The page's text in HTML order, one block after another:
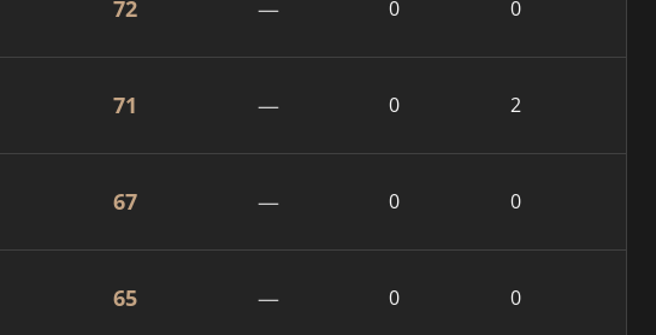
72 — 0 0
71 — 0 2
67 — 0 0
65 — 0 0